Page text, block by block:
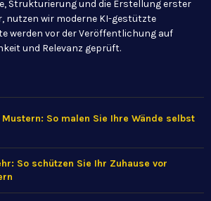
Strukturierung und die Erstellung erster
nutzen wir moderne KI-gestützte
werden vor der Veröffentlichung auf
und Relevanz geprüft.
So malen Sie Ihre Wände selbst
So schützen Sie Ihr Zuhause vor